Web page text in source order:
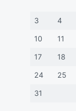
3 4
10 11
17 18
24 25
31